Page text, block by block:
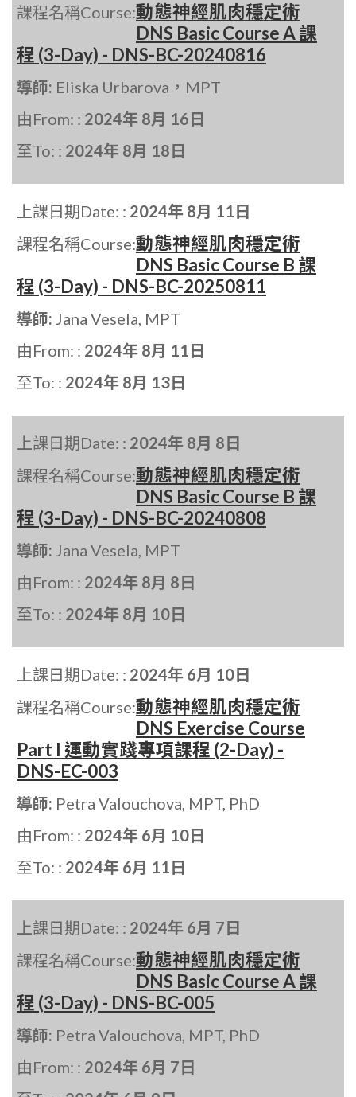
課程名稱Course:動態神經肌肉穩定術
DNS Basic Course A 課
程 (3-Day) - DNS-BC-20240816
導師: Eliska Urbarova，MPT
由From: : 2024年 8月 16日
至To: : 2024年 8月 18日
上課日期Date: : 2024年 8月 11日
課程名稱Course:動態神經肌肉穩定術
DNS Basic Course B 課
程 (3-Day) - DNS-BC-20250811
導師: Jana Vesela, MPT
由From: : 2024年 8月 11日
至To: : 2024年 8月 13日
上課日期Date: : 2024年 8月 8日
課程名稱Course:動態神經肌肉穩定術
DNS Basic Course B 課
程 (3-Day) - DNS-BC-20240808
導師: Jana Vesela, MPT
由From: : 2024年 8月 8日
至To: : 2024年 8月 10日
上課日期Date: : 2024年 6月 10日
課程名稱Course:動態神經肌肉穩定術
DNS Exercise Course
Part I 運動實踐專項課程 (2-Day) -
DNS-EC-003
導師: Petra Valouchova, MPT, PhD
由From: : 2024年 6月 10日
至To: : 2024年 6月 11日
上課日期Date: : 2024年 6月 7日
課程名稱Course:動態神經肌肉穩定術
DNS Basic Course A 課
程 (3-Day) - DNS-BC-005
導師: Petra Valouchova, MPT, PhD
由From: : 2024年 6月 7日